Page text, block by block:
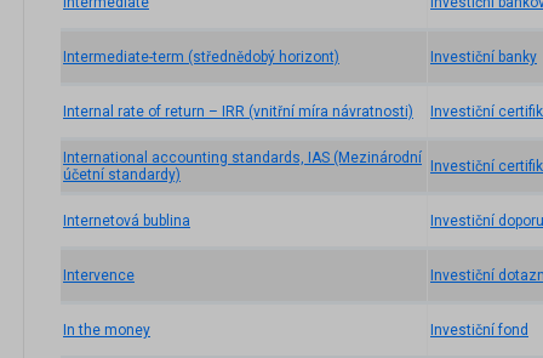
Intermediate-term (střednědobý horizont)
Internal rate of return – IRR (vnitřní míra návratnosti)
International accounting standards, IAS (Mezinárodní
účetní standardy)
Internetová bublina
Intervence
In the money
Investiční banky
Investiční
Investiční
Investiční
Investiční
Investiční fond